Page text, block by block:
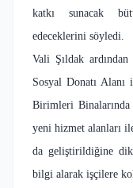
katkı sunacak
edeceklerini söyledi.
Vali Şıldak
Sosyal Donatı
Birimleri Binalarında
yeni hizmet alanları
da geliştirildiğine
bilgi alarak işçilere